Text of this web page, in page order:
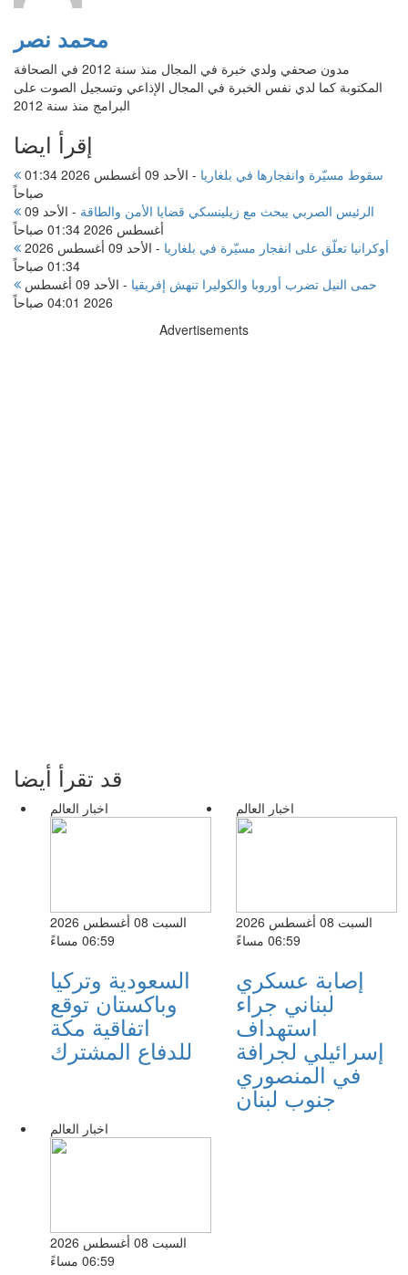
محمد نصر
مدون صحفي ولدي خبرة في المجال منذ سنة 2012 في الصحافة
المكتوبة كما لدي نفس الخبرة في المجال الإذاعي وتسجيل الصوت على
البرامج منذ سنة 2012
إقرأ ايضا
سقوط مسيّرة وانفجارها في بلغاريا -
الأحد 09 أغسطس 2026 01:34
صباحاً
الرئيس الصربي يبحث مع زيلينسكي قضايا الأمن والطاقة -
الأحد 09
أغسطس 2026 01:34 صباحاً
أوكرانيا تعلّق على انفجار مسيّرة في بلغاريا -
الأحد 09 أغسطس 2026
01:34 صباحاً
حمى النيل تضرب أوروبا والكوليرا تنهش إفريقيا -
الأحد 09 أغسطس
2026 04:01 صباحاً
Advertisements
قد تقرأ أيضا
اخبار العالم
السبت 08 أغسطس 2026
06:59 مساءً
السعودية وتركيا
وباكستان توقع
اتفاقية مكة
للدفاع المشترك
اخبار العالم
السبت 08 أغسطس 2026
06:59 مساءً
إصابة عسكري
لبناني جراء
استهداف
إسرائيلي لجرافة
في المنصوري
جنوب لبنان
اخبار العالم
السبت 08 أغسطس 2026
06:59 مساءً